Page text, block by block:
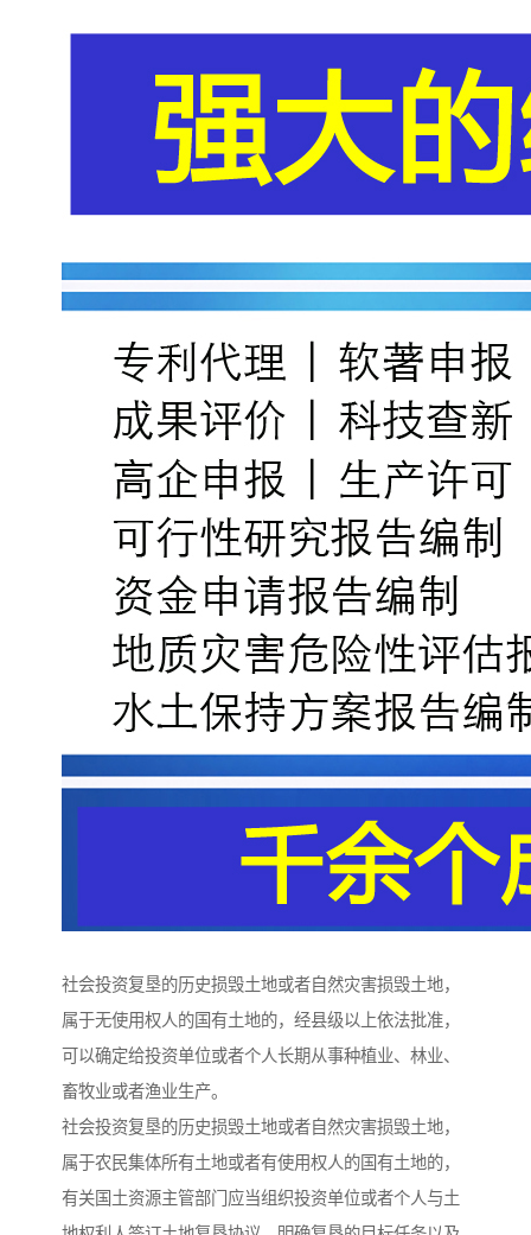
社会投资复垦的历史损毁土地或者自然灾害损毁土地，
属于无使用权人的国有土地的，经县级以上依法批准，
可以确定给投资单位或者个人长期从事种植业、林业、
畜牧业或者渔业生产。
社会投资复垦的历史损毁土地或者自然灾害损毁土地，
属于农民集体所有土地或者有使用权人的国有土地的，
有关国土资源主管部门应当组织投资单位或者个人与土